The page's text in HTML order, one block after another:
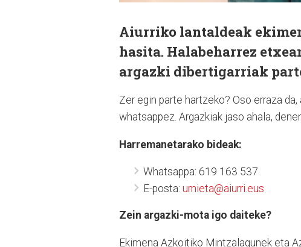
Aiurriko lantaldeak
hasita. Halabeharrez
argazki dibertigarriak
Zer egin parte hartzeko? Oso erraza
whatsappez. Argazkiak jaso ahala,
Harremanetarako bideak:
Whatsappa: 619 163 537.
E-posta: urnieta@aiurri.eus
Zein argazki-mota igo daiteke?
Ekimena Azkoitiko Mintzalagunek eta